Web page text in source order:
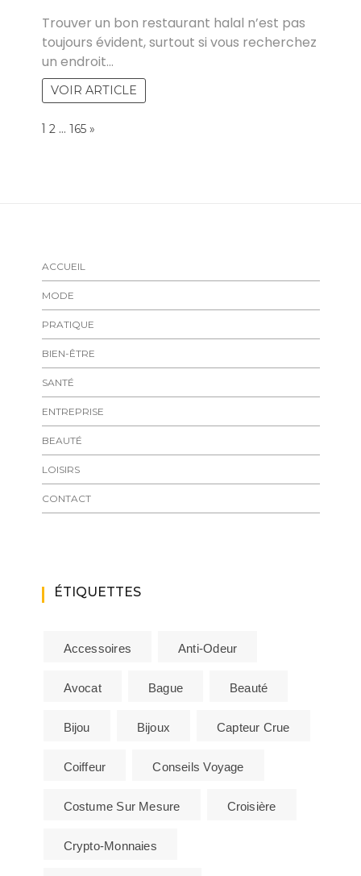
Trouver un bon restaurant halal n’est pas
toujours évident, surtout si vous recherchez
un endroit…
VOIR ARTICLE
Page:
1 2 … 165 NEXT
»
ACCUEIL
MODE
PRATIQUE
BIEN-ÊTRE
SANTÉ
ENTREPRISE
BEAUTÉ
LOISIRS
CONTACT
ÉTIQUETTES
Accessoires Anti-Odeur
Avocat Bague Beauté
Bijou Bijoux Capteur Crue
Coiffeur Conseils Voyage
Costume Sur Mesure Croisière
Crypto-Monnaies